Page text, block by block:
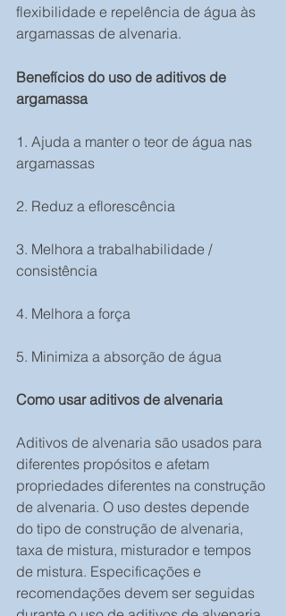
flexibilidade e repelência de água às
argamassas de alvenaria.
Benefícios do uso de aditivos de
argamassa
1. Ajuda a manter o teor de água nas
argamassas
2. Reduz a eflorescência
3. Melhora a trabalhabilidade /
consistência
4. Melhora a força
5. Minimiza a absorção de água
Como usar aditivos de alvenaria
Aditivos de alvenaria são usados ​​para
diferentes propósitos e afetam
propriedades diferentes na construção
de alvenaria. O uso destes depende
do tipo de construção de alvenaria,
taxa de mistura, misturador e tempos
de mistura. Especificações e
recomendações devem ser seguidas